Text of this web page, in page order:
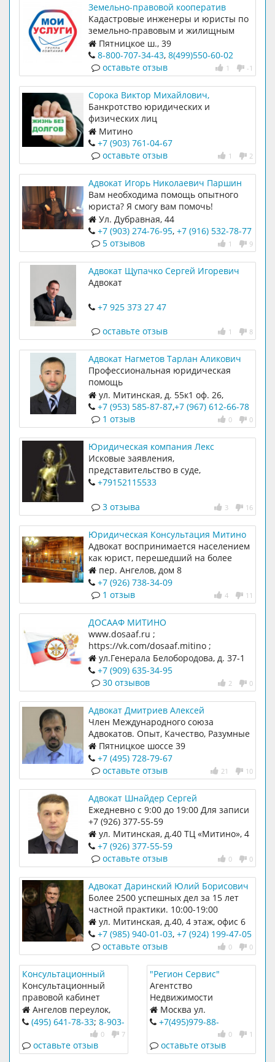
Земельно-правовой кооператив
Кадастровые инженеры и юристы по
земельно-правовым и жилищным
отношениям. Мы создали филиалы,
теперь оформляй недвижимость там
где удобно, а не по месту нахождения
объекта.
Пятницкое ш., 39
8-800-707-34-43, 8(499)550-60-02
1 -1
оставьте отзыв
Сорока Виктор Михайлович,
арбитражный управляющий
Банкротство юридических и
физических лиц
Митино
+7 (903) 761-04-67
1 2
оставьте отзыв
Адвокат Игорь Николаевич Паршин
Вам необходима помощь опытного
юриста? Я смогу вам помочь!
Ул. Дубравная, 44
+7 (903) 274-76-95, +7 (916) 532-78-77
1 9
5 отзывов
Адвокат Щупачко Сергей Игоревич
Адвокат
+7 925 373 27 47
1 8
оставьте отзыв
Адвокат Нагметов Тарлан Аликович
Профессиональная юридическая
помощь
ул. Митинская, д. 55к1 оф. 26,
подъезд 1 (домофон «Адвокат
Нагметов Т.А.)
+7 (953) 585-87-87,+7 (967) 612-66-78
0 0
1 отзыв
Юридическая компания Лекс
Исковые заявления,
представительство в суде,
консультации
+79152115533
3 16
3 отзыва
Юридическая Консультация Митино
Адвокат воспринимается населением
как юрист, перешедший на более
высокую ступень своего карьерного
роста. Адвокат, получивший свой
статус в г. Москва, это вообще что-то
заоблачное и точно знает все
тонкости юриспруденции и
российского права. При этом доля
правды в этих убеждениях
существует. Адвокат в отличие от
юриста обладает более высоким
статусом, который обязан
оправдывать за счет большего багажа
пер. Ангелов, дом 8
+7 (926) 738-34-09
4 11
1 отзыв
ДОСААФ МИТИНО
www.dosaaf.ru ;
https://vk.com/dosaaf.mitino ;
dosaaf.mitino@mail.ru ПО ЛиРА /
Лицензионно-Регистрационное
Агенство/ ; ПО ТЕХНОСПЕЦНАЗ /
Технодоктрина РФ/ ; ПО ЮНАРМИЯ ;
ПО ВТК /ВнешТоргКлуб/ : ПО СТТК /
СпортивноТехническийТурКлуб/ ; ЕКА
/Европейский КлубАкита/ /водная
секция/ ОБЪЕДИНЕНИЕ СТК ДОСААФ,
МОО АВАГШ РФ /Болгарская секция/
ул.Генерала Белобородова, д. 37-1
+7 (909) 635-34-95
2 0
30 отзывов
Адвокат Дмитриев Алексей
Геннадьевич
Член Международного союза
Адвокатов. Опыт, Качество, Разумные
цены. От консультации до полного
ведения дела в суде.
Пятницкое шоссе 39
+7 (495) 728-79-67
21 10
оставьте отзыв
Адвокат Шнайдер Сергей
Владимирович
Ежедневно с 9:00 до 19:00 Для записи
+7 (926) 377-55-59
ул. Митинская, д.40 ТЦ «Митино», 4
этаж, офис 6
+7 (926) 377-55-59
0 0
оставьте отзыв
Адвокат Даринский Юлий Борисович
Более 2500 успешных дел за 15 лет
частной практики. 10:00-19:00
ул. Митинская, д.40, 4 этаж, офис 6
+7 (985) 940-01-03, +7 (924) 199-47-05
0 0
оставьте отзыв
Консультационный
кабинет правовой
помощи при
общественном пункте
охраны порядка
Консультационный
правовой кабинет
открыт при
Общественном пункте
охраны порядка
Митино (опорный
Ангелов переулок,
дом 1
(495) 641-78-33; 8-903-
0 7
оставьте отзыв
"Регион Сервис"
Агентство
недвижимости
Агентство
Недвижимости
Москва ул.
Барышиха, 14 к.3
+7(495)979-88-
+7(495)204-28-680 1
оставьте отзыв